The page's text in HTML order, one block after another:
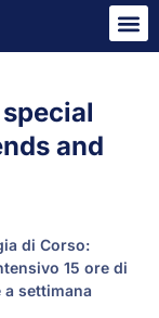
and
di Corso:
15 ore di
a settimana